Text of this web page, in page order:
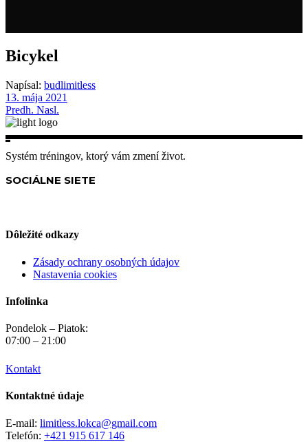
Bicykel
Napísal: budlimitless
13. mája 2021
Predh. Nasl.
Systém tréningov, ktorý vám zmení život.
SOCIÁLNE SIETE
Dôležité odkazy
Zásady ochrany osobných údajov
Nastavenia cookies
Infolinka
Pondelok – Piatok:
07:00 – 21:00
Kontakt
Kontaktné údaje
E-mail: limitless.lokca@gmail.com
Telefón: +421 915 617 146